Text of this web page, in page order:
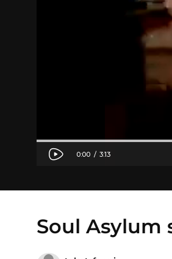
Soul Asylum